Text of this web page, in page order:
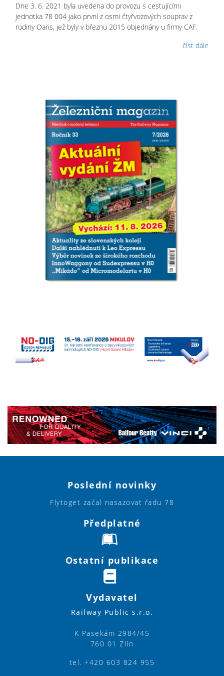
Dne 3. 6. 2021 byla uvedena do provozu s cestujícími
jednotka 78 004 jako první z osmi čtyřvozových souprav z
rodiny Oaris, jež byly v březnu 2015 objednány u firmy CAF.
číst dále
Poslední novinky
Flytoget začal nasazovat řadu 78
Předplatné
Ostatní publikace
Vydavatel
Railway Public s.r.o.
K Pasekám 2984/45
760 01 Zlín
tel. +420 603 824 955